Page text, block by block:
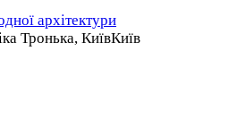
архітектури
Тронька, КиївКиїв